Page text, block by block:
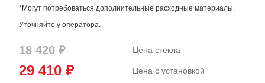
*Могут потребоваться дополнительные расходные материалы.
Уточняйте у оператора.
18 420 ₽ Цена стекла
29 410 ₽ Цена с установкой